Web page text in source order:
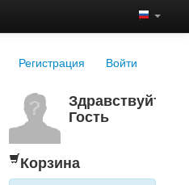
Регистрация Войти
Здравствуйте,
Гость
Корзина